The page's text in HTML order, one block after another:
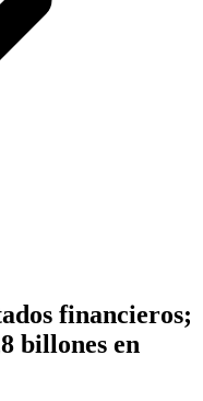
financieros;
billones en